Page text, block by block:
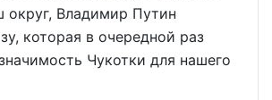
округ, Владимир Путин
которая в очередной раз
Чукотки для нашего